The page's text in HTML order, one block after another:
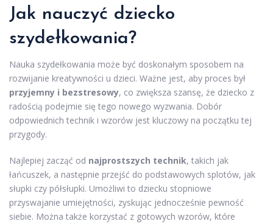
Jak nauczyć dziecko
szydełkowania?
Nauka szydełkowania może być doskonałym sposobem na
rozwijanie kreatywności u dzieci. Ważne jest, aby proces był
przyjemny i bezstresowy, co zwiększa szansę, że dziecko z
radością podejmie się tego nowego wyzwania. Dobór
odpowiednich technik i wzorów jest kluczowy na początku tej
przygody.
Najlepiej zacząć od najprostszych technik, takich jak
łańcuszek, a następnie przejść do podstawowych splotów, jak
słupki czy półsłupki. Umożliwi to dziecku stopniowe
przyswajanie umiejętności, zyskując jednocześnie pewność
siebie. Można także korzystać z gotowych wzorów, które